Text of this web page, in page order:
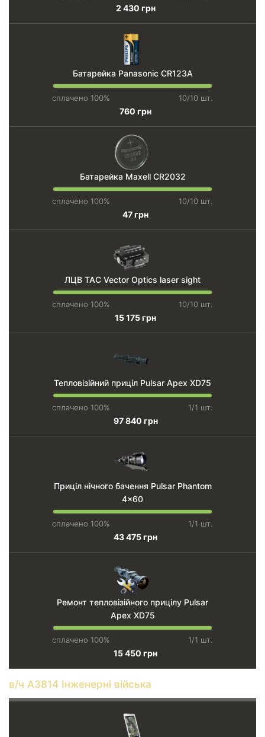
2 430 грн
Батарейка Panasonic CR123А
сплачено 100% 10/10 шт.
760 грн
Батарейка Maxell CR2032
сплачено 100% 10/10 шт.
47 грн
ЛЦВ TAC Vector Optics laser sight
сплачено 100% 10/10 шт.
15 175 грн
Тепловізійний приціл Pulsar Apex XD75
сплачено 100% 1/1 шт.
97 840 грн
Приціл нічного бачення Pulsar Phantom
4x60
сплачено 100% 1/1 шт.
43 475 грн
Ремонт тепловізійного прицілу Pulsar
Apex XD75
сплачено 100% 1/1 шт.
15 450 грн
в/ч А3814 Інженерні війська